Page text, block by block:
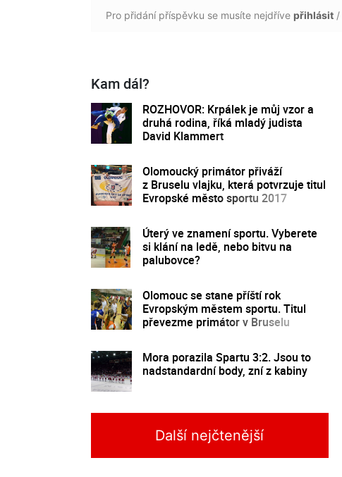
Pro přidání příspěvku se musíte nejdříve přihlásit /
Kam dál?
ROZHOVOR: Krpálek je můj vzor a
druhá rodina, říká mladý judista
David Klammert
Olomoucký primátor přiváží
z Bruselu vlajku, která potvrzuje titul
Evropské město sportu 2017
Úterý ve znamení sportu. Vyberete
si klání na ledě, nebo bitvu na
palubovce?
Olomouc se stane příští rok
Evropským městem sportu. Titul
převezme primátor v Bruselu
Mora porazila Spartu 3:2. Jsou to
nadstandardní body, zní z kabiny
Další nejčtenější